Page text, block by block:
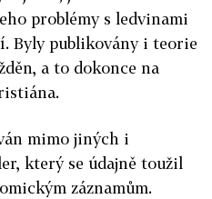
problémy s ledvinami
Byly publikovány i teorie
a to dokonce na
mimo jiných i
který se údajně toužil
záznamům.